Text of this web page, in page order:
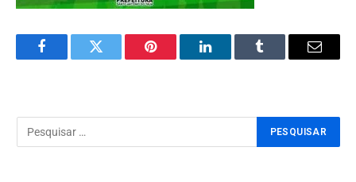
FacebookTwitter Pinterest LinkedInTumblr Email